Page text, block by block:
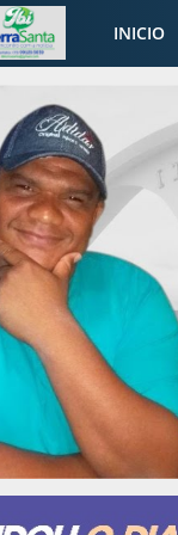
INICIO